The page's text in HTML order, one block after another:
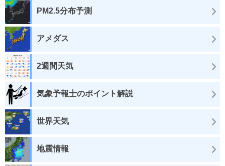
PM2.5分布予測
アメダス
2週間天気
気象予報士のポイント解説
世界天気
地震情報